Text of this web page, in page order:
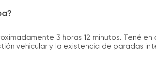
3 horas 12 minutos. Tené
vehicular y la existencia de paradas